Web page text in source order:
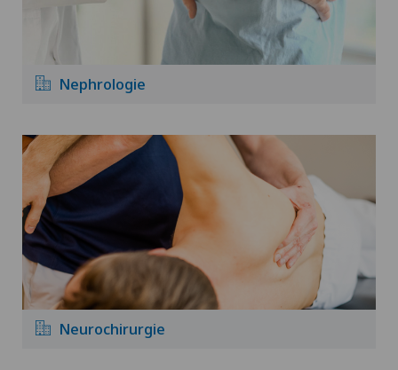
Nephrologie
Neurochirurgie